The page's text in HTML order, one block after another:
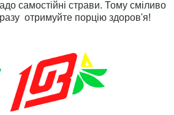
самостійні страви. Тому сміливо
отримуйте порцію здоров'я!